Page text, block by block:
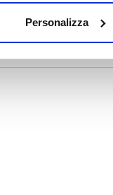
Personalizza